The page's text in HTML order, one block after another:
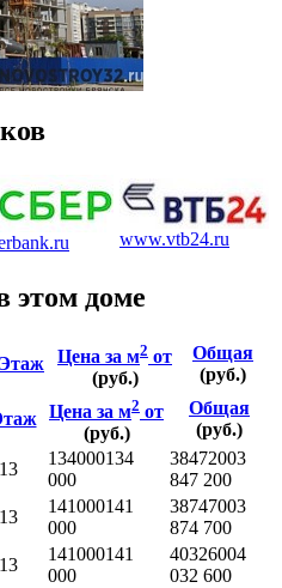
www.vtb24.ru
этом доме
Этаж Цена за м2 от
(руб.)
Общая
(руб.)
Цена за м2 от
(руб.)
Общая
(руб.)
134000134
000
38472003
847 200
141000141
000
38747003
874 700
141000141
000
40326004
032 600